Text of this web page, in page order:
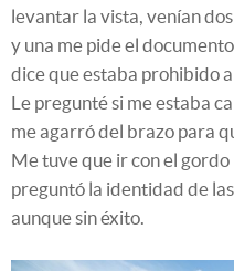
levantar la vista, venían
y una me pide el
dice que estaba prohibido
Le pregunté si me estaba
me agarró del brazo para
Me tuve que ir con el
preguntó la identidad de
aunque sin éxito.